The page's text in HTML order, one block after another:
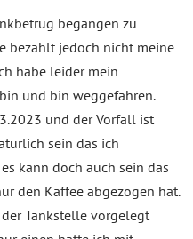
begangen zu
bezahlt jedoch nicht meine
habe leider mein
und bin weggefahren.
und der Vorfall ist
sein das ich
kann doch auch sein das
den Kaffee abgezogen hat.
Tankstelle vorgelegt